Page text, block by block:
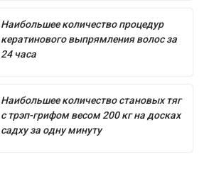
Наибольшее количество процедур
кератинового выпрямления волос за
24 часа
Наибольшее количество становых тяг
с трэп-грифом весом 200 кг на досках
садху за одну минуту